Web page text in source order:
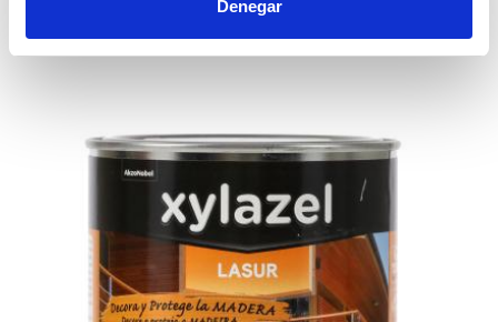
Denegar
Accesorios recomendados